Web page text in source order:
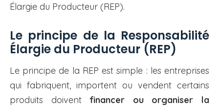
Élargie du Producteur (REP).
Le principe de la Responsabilité
Élargie du Producteur (REP)
Le principe de la REP est simple : les entreprises
qui fabriquent, importent ou vendent certains
produits doiventfinancer ou organiser la